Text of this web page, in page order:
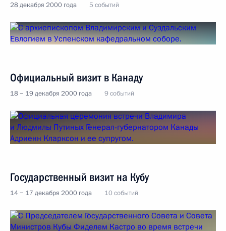
28 декабря 2000 года 5 событий
Официальный визит в Канаду
18 − 19 декабря 2000 года 9 событий
Государственный визит на Кубу
14 − 17 декабря 2000 года 10 событий